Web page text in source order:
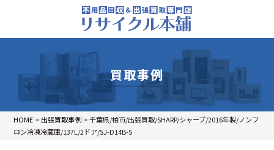
買取事例
HOME > 出張買取事例 >千葉県/柏市/出張買取/SHARP/シャープ/2016年製/ノンフ
ロン冷凍冷蔵庫/137L/2ドア/SJ-D14B-S